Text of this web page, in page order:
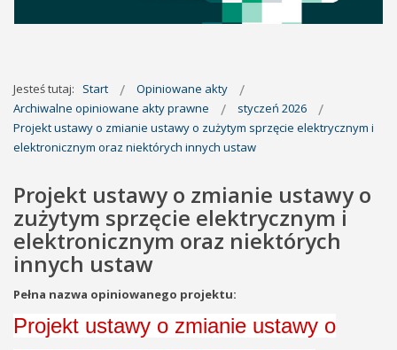
Jesteś tutaj: Start
Opiniowane akty
Archiwalne opiniowane akty prawne
styczeń 2026
Projekt ustawy o zmianie ustawy o zużytym sprzęcie elektrycznym i
elektronicznym oraz niektórych innych ustaw
Projekt ustawy o zmianie ustawy o
zużytym sprzęcie elektrycznym i
elektronicznym oraz niektórych
innych ustaw
Pełna nazwa opiniowanego projektu:
Projekt ustawy o zmianie ustawy o